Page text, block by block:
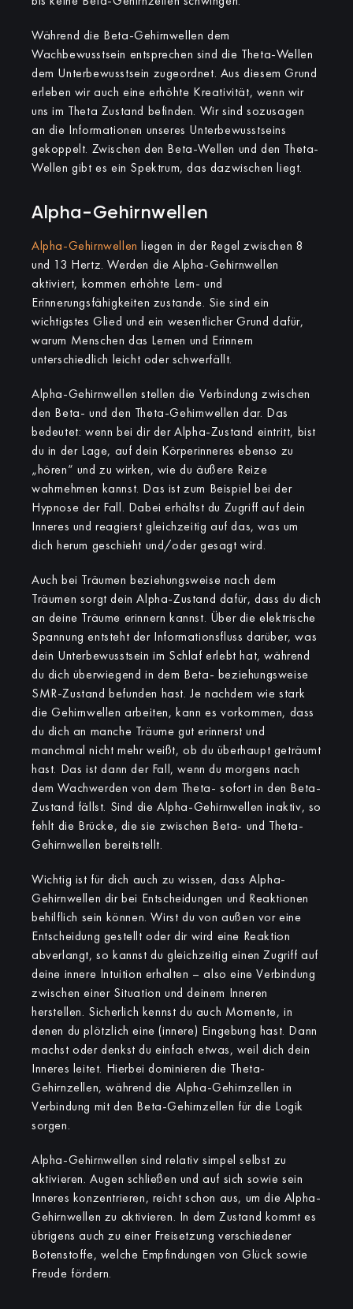
Während die Beta-Gehirnwellen dem
Wachbewusstsein entsprechen sind die Theta-Wellen
dem Unterbewusstsein zugeordnet. Aus diesem Grund
erleben wir auch eine erhöhte Kreativität, wenn wir
uns im Theta Zustand befinden. Wir sind sozusagen
an die Informationen unseres Unterbewusstseins
gekoppelt. Zwischen den Beta-Wellen und den Theta-
Wellen gibt es ein Spektrum, das dazwischen liegt.
Alpha-Gehirnwellen
Alpha-Gehirnwellen liegen in der Regel zwischen 8
und 13 Hertz. Werden die Alpha-Gehirnwellen
aktiviert, kommen erhöhte Lern- und
Erinnerungsfähigkeiten zustande. Sie sind ein
wichtigstes Glied und ein wesentlicher Grund dafür,
warum Menschen das Lernen und Erinnern
unterschiedlich leicht oder schwerfällt.
Alpha-Gehirnwellen stellen die Verbindung zwischen
den Beta- und den Theta-Gehirnwellen dar. Das
bedeutet: wenn bei dir der Alpha-Zustand eintritt, bist
du in der Lage, auf dein Körperinneres ebenso zu
„hören“ und zu wirken, wie du äußere Reize
wahrnehmen kannst. Das ist zum Beispiel bei der
Hypnose der Fall. Dabei erhältst du Zugriff auf dein
Inneres und reagierst gleichzeitig auf das, was um
dich herum geschieht und/oder gesagt wird.
Auch bei Träumen beziehungsweise nach dem
Träumen sorgt dein Alpha-Zustand dafür, dass du dich
an deine Träume erinnern kannst. Über die elektrische
Spannung entsteht der Informationsfluss darüber, was
dein Unterbewusstsein im Schlaf erlebt hat, während
du dich überwiegend in dem Beta- beziehungsweise
SMR-Zustand befunden hast. Je nachdem wie stark
die Gehirnwellen arbeiten, kann es vorkommen, dass
du dich an manche Träume gut erinnerst und
manchmal nicht mehr weißt, ob du überhaupt geträumt
hast. Das ist dann der Fall, wenn du morgens nach
dem Wachwerden von dem Theta- sofort in den Beta-
Zustand fällst. Sind die Alpha-Gehirnwellen inaktiv, so
fehlt die Brücke, die sie zwischen Beta- und Theta-
Gehirnwellen bereitstellt.
Wichtig ist für dich auch zu wissen, dass Alpha-
Gehirnwellen dir bei Entscheidungen und Reaktionen
behilflich sein können. Wirst du von außen vor eine
Entscheidung gestellt oder dir wird eine Reaktion
abverlangt, so kannst du gleichzeitig einen Zugriff auf
deine innere Intuition erhalten – also eine Verbindung
zwischen einer Situation und deinem Inneren
herstellen. Sicherlich kennst du auch Momente, in
denen du plötzlich eine (innere) Eingebung hast. Dann
machst oder denkst du einfach etwas, weil dich dein
Inneres leitet. Hierbei dominieren die Theta-
Gehirnzellen, während die Alpha-Gehirnzellen in
Verbindung mit den Beta-Gehirnzellen für die Logik
sorgen.
Alpha-Gehirnwellen sind relativ simpel selbst zu
aktivieren. Augen schließen und auf sich sowie sein
Inneres konzentrieren, reicht schon aus, um die Alpha-
Gehirnwellen zu aktivieren. In dem Zustand kommt es
übrigens auch zu einer Freisetzung verschiedener
Botenstoffe, welche Empfindungen von Glück sowie
Freude fördern.